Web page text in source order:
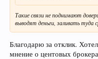
Такие связи не поднимают
выводят деньги, заливать туда
Благодарю за отклик.
мнение о центовых